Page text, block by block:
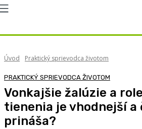
Úvod Praktický sprievodca životom
PRAKTICKÝ SPRIEVODCA ŽIVOTOM
Vonkajšie žalúzie a
tienenia je vhodnejší a
prináša?